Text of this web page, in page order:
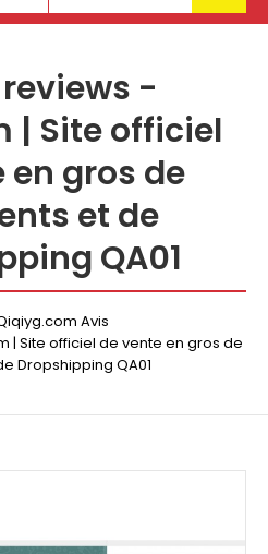
-
| Site officiel
en gros de
et de
QA01
Avis
| Site officiel de vente en gros de
Dropshipping QA01